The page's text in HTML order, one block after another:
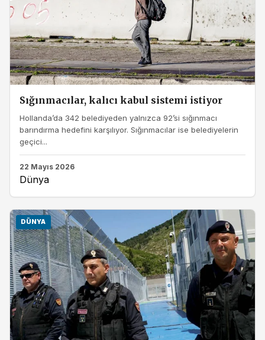
Sığınmacılar, kalıcı kabul sistemi istiyor
Hollanda’da 342 belediyeden yalnızca 92’si sığınmacı
barındırma hedefini karşılıyor. Sığınmacılar ise belediyelerin
geçici...
22 Mayıs 2026
Dünya
DÜNYA